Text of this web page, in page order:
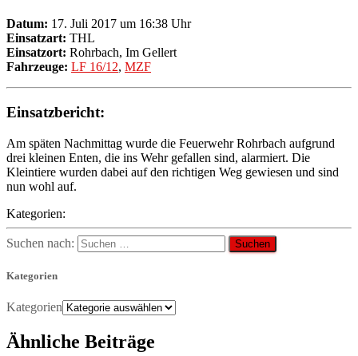
Datum: 17. Juli 2017 um 16:38 Uhr
Einsatzart: THL
Einsatzort: Rohrbach, Im Gellert
Fahrzeuge: LF 16/12, MZF
Einsatzbericht:
Am späten Nachmittag wurde die Feuerwehr Rohrbach aufgrund
drei kleinen Enten, die ins Wehr gefallen sind, alarmiert. Die
Kleintiere wurden dabei auf den richtigen Weg gewiesen und sind
nun wohl auf.
Kategorien:
Suchen nach:
Kategorien
Kategorien
Ähnliche Beiträge